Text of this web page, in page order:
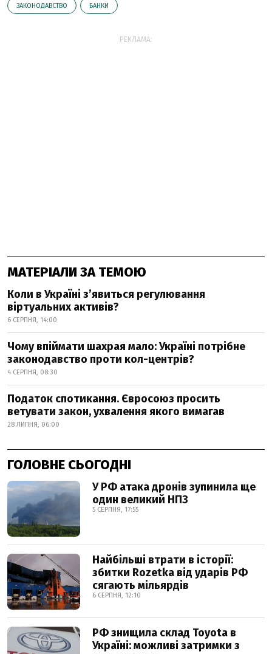
ЗАКОНОДАВСТВО БАНКИ
РЕКЛАМА:
МАТЕРІАЛИ ЗА ТЕМОЮ
Коли в Україні з’явиться регулювання
віртуальних активів?
6 СЕРПНЯ, 14:00
Чому впіймати шахрая мало: Україні потрібне
законодавство проти кол-центрів?
4 СЕРПНЯ, 08:30
Податок спотикання. Євросоюз просить
ветувати закон, ухвалення якого вимагав
28 ЛИПНЯ, 06:00
ГОЛОВНЕ СЬОГОДНІ
У РФ атака дронів зупинила ще
один великий НПЗ
5 СЕРПНЯ, 17:55
Найбільші втрати в історії:
збитки Rozetka від ударів РФ
сягають мільярдів
6 СЕРПНЯ, 12:10
РФ знищила склад Toyota в
Україні: можливі затримки з